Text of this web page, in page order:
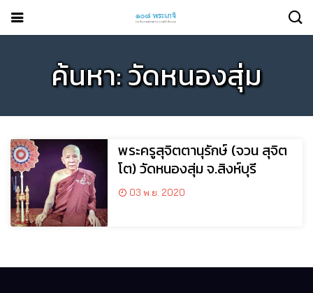
ค้นหา: วัดหนองสุ่ม
พระครูสุจิตตานุรักษ์ (จวน สุจิต
โต) วัดหนองสุ่ม จ.สิงห์บุรี
03 พ.ย. 2020